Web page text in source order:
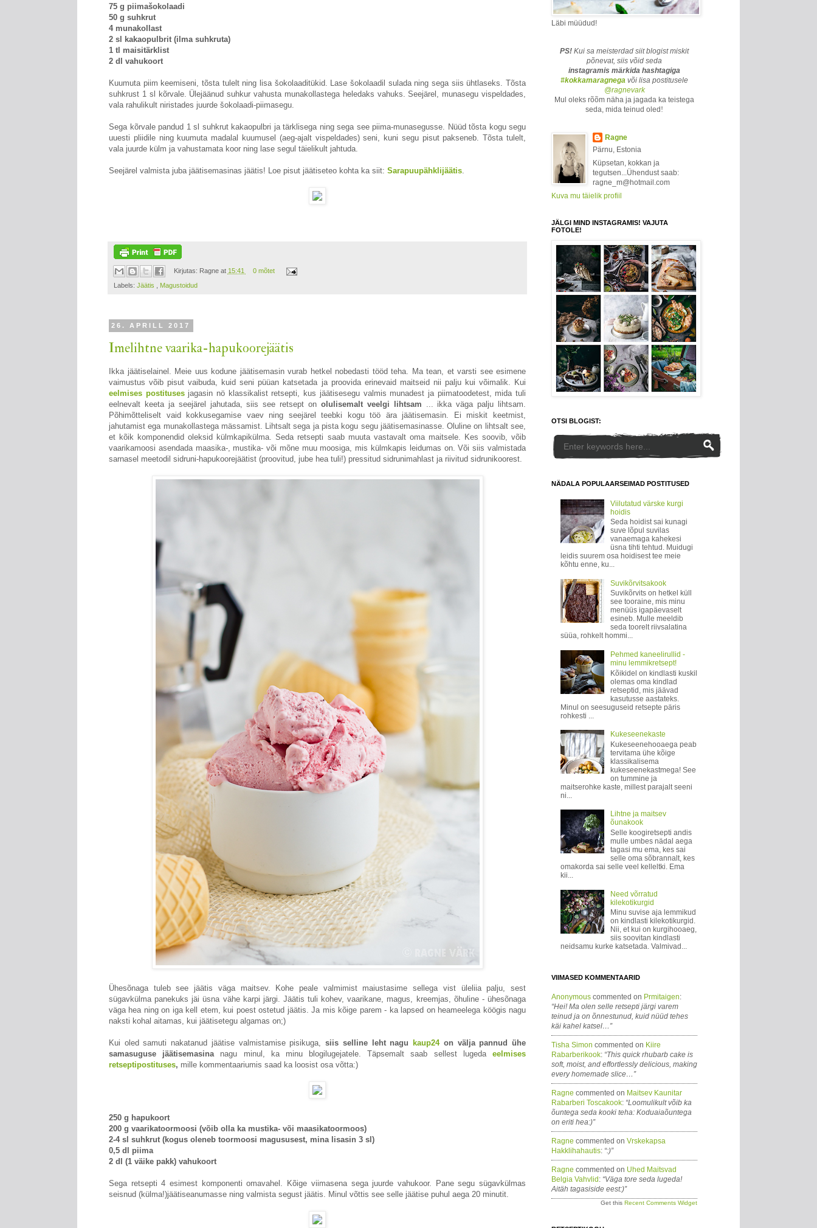
75 g piimašokolaadi
50 g suhkrut
4 munakollast
2 sl kakaopulbrit (ilma suhkruta)
1 tl maisitärklist
2 dl vahukoort
Kuumuta piim keemiseni, tõsta tulelt ning lisa šokolaaditükid. Lase šokolaadil sulada ning sega siis ühtlaseks. Tõsta
suhkrust 1 sl kõrvale. Ülejäänud suhkur vahusta munakollastega heledaks vahuks. Seejärel, munasegu vispeldades,
vala rahulikult niristades juurde šokolaadi-piimasegu.
Sega kõrvale pandud 1 sl suhkrut kakaopulbri ja tärklisega ning sega see piima-munasegusse. Nüüd tõsta kogu segu
uuesti pliidile ning kuumuta madalal kuumusel (aeg-ajalt vispeldades) seni, kuni segu pisut pakseneb. Tõsta tulelt,
vala juurde külm ja vahustamata koor ning lase segul täielikult jahtuda.
Seejärel valmista juba jäätisemasinas jäätis! Loe pisut jäätiseteo kohta ka siit: Sarapuupähklijäätis.
Kirjutas: Ragne at 15:41 0 mõtet
Labels: Jäätis , Magustoidud
26. APRILL 2017
Imelihtne vaarika-hapukoorejäätis
Ikka jäätiselainel. Meie uus kodune jäätisemasin vurab hetkel nobedasti tööd teha. Ma tean, et varsti see esimene
vaimustus võib pisut vaibuda, kuid seni püüan katsetada ja proovida erinevaid maitseid nii palju kui võimalik. Kui
eelmises postitusesjagasin nö klassikalist retsepti, kus jäätisesegu valmis munadest ja piimatoodetest, mida tuli
eelnevalt keeta ja seejärel jahutada, siis see retsept on olulisemalt veelgi lihtsam ... ikka väga palju lihtsam.
Põhimõtteliselt vaid kokkusegamise vaev ning seejärel teebki kogu töö ära jäätisemasin. Ei miskit keetmist,
jahutamist ega munakollastega mässamist. Lihtsalt sega ja pista kogu segu jäätisemasinasse. Oluline on lihtsalt see,
et kõik komponendid oleksid külmkapikülma. Seda retsepti saab muuta vastavalt oma maitsele. Kes soovib, võib
vaarikamoosi asendada maasika-, mustika- või mõne muu moosiga, mis külmkapis leidumas on. Või siis valmistada
sarnasel meetodil sidruni-hapukoorejäätist (proovitud, jube hea tuli!) pressitud sidrunimahlast ja riivitud sidrunikoorest.
Ühesõnaga tuleb see jäätis väga maitsev. Kohe peale valmimist maiustasime sellega vist üleliia palju, sest
sügavkülma panekuks jäi üsna vähe karpi järgi. Jäätis tuli kohev, vaarikane, magus, kreemjas, õhuline - ühesõnaga
väga hea ning on iga kell etem, kui poest ostetud jäätis. Ja mis kõige parem - ka lapsed on heameelega köögis nagu
naksti kohal aitamas, kui jäätisetegu algamas on;)
Kui oled samuti nakatanud jäätise valmistamise pisikuga,siis selline leht nagu kaup24on välja pannud ühe
samasuguse jäätisemasinanagu minul, ka minu blogilugejatele. Täpsemalt saab sellest lugedaeelmises
retseptipostituses, mille kommentaariumis saad ka loosist osa võtta:)
250 g hapukoort
200 g vaarikatoormoosi (võib olla ka mustika- või maasikatoormoos)
2-4 sl suhkrut (kogus oleneb toormoosi magususest, mina lisasin 3 sl)
0,5 dl piima
2 dl (1 väike pakk) vahukoort
Sega retsepti 4 esimest komponenti omavahel. Kõige viimasena sega juurde vahukoor. Pane segu sügavkülmas
seisnud (külma!)jäätiseanumasse ning valmista segust jäätis. Minul võttis see selle jäätise puhul aega 20 minutit.
Läbi müüdud!
PS! Kui sa meisterdad siit blogist miskit
põnevat, siis võid seda
instagramis märkida hashtagiga
#kokkamaragnega või lisa postitusele
@ragnevark
Mul oleks rõõm näha ja jagada ka teistega
seda, mida teinud oled !
Ragne
Pärnu, Estonia
Küpsetan, kokkan ja
tegutsen...Ühendust saab:
ragne_m@hotmail.com
Kuva mu täielik profiil
JÄLGI MIND INSTAGRAMIS! VAJUTA
FOTOLE!
OTSI BLOGIST:
NÄDALA POPULAARSEIMAD POSTITUSED
Viilutatud värske kurgi
hoidis
Seda hoidist sai kunagi
suve lõpul suvilas
vanaemaga kahekesi
üsna tihti tehtud. Muidugi
leidis suurem osa hoidisest tee meie
kõhtu enne, ku...
Suvikõrvitsakook
Suvikõrvits on hetkel küll
see tooraine, mis minu
menüüs igapäevaselt
esineb. Mulle meeldib
seda toorelt riivsalatina
süüa, rohkelt hommi...
Pehmed kaneelirullid -
minu lemmikretsept!
Kõikidel on kindlasti kuskil
olemas oma kindlad
retseptid, mis jäävad
kasutusse aastateks.
Minul on seesuguseid retsepte päris
rohkesti ...
Kukeseenekaste
Kukeseenehooaega peab
tervitama ühe kõige
klassikalisema
kukeseenekastmega! See
on tummine ja
maitserohke kaste, millest parajalt seeni
ni...
Lihtne ja maitsev
õunakook
Selle koogiretsepti andis
mulle umbes nädal aega
tagasi mu ema, kes sai
selle oma sõbrannalt, kes
omakorda sai selle veel kelleltki. Ema
kii...
Need võrratud
kilekotikurgid
Minu suvise aja lemmikud
on kindlasti kilekotikurgid.
Nii, et kui on kurgihooaeg,
siis soovitan kindlasti
neidsamu kurke katsetada. Valmivad...
VIIMASED KOMMENTAARID
Anonymous commented on Prmitaigen:
“Hei! Ma olen selle retsepti järgi varem
teinud ja on õnnestunud, kuid nüüd tehes
käi kahel katsel…”
Tisha Simon commented on Kiire
Rabarberikook: “This quick rhubarb cake is
soft, moist, and effortlessly delicious, making
every homemade slice…”
Ragne commented on Maitsev Kaunitar
Rabarberi Toscakook: “Loomulikult võib ka
õuntega seda kooki teha: Koduaiaõuntega
on eriti hea:)”
Ragne commented on Vrskekapsa
Hakklihahautis: “:)”
Ragne commented on Uhed Maitsvad
Belgia Vahvlid : “Väga tore seda lugeda!
Aitäh tagasiside eest:)”
Get this Recent Comments Widget